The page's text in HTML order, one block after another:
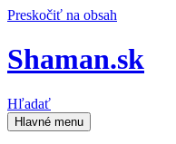
Preskočiť na obsah
Shaman.sk
Hľadať
Hlavné menu